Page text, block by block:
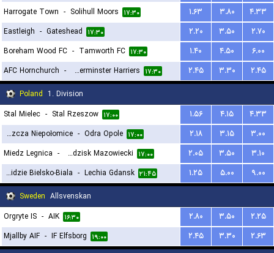
Harrogate Town - Solihull Moors ۱۷:۳۰ ۱.۶۳ ۳.۸۰
۴.۳۳
Eastleigh - Gateshead ۱۷:۳۰ ۲.۲۰ ۳.۵۰
۲.۷۰
Boreham Wood FC - Tamworth FC ۱۷:۳۰ ۱.۴۰ ۴.۵۰
۶.۰۰
AFC Hornchurch - Kidderminster Harriers ۱۷:۳۰ ۲.۴۵ ۳.۳۰
۲.۴۵
Poland 1. Division
Stal Mielec - Stal Rzeszow ۱۷:۰۰ ۱.۵۶ ۴.۱۵
۴.۳۳
Puszcza Niepołomice
- Odra Opole ۱۷:۰۰ ۲.۱۸ ۳.۱۵
۳.۰۰
Miedz Legnica - Pogon Grodzisk Mazowiecki ۱۷:۰۰ ۲.۰۵ ۳.۵۰
۳.۱۰
Podbeskidzie Bielsko-Biala
- Lechia Gdansk ۲۱:۴۵ ۱.۲۵ ۵.۰۰
۹.۰۰
Sweden Allsvenskan
Orgryte IS - AIK ۱۶:۳۰ ۲.۸۰ ۳.۵۰
۲.۲۵
Mjallby AIF - IF Elfsborg ۱۹:۰۰ ۲.۴۵ ۳.۳۰
۲.۶۳